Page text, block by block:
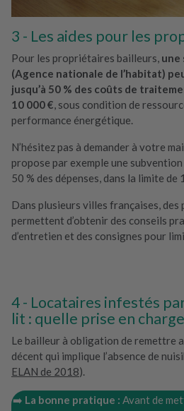
Les aides pour les
Pour les propriétaires bailleurs, une
(Agence nationale de l’habitat)
jusqu’à 50 % des coûts de
10 000 € , sous condition de
performance énergétique.
N’hésitez pas à demander à votre
propose par exemple une
50 % des dépenses, dans la limite de
Dans plusieurs villes françaises,
permettent d’obtenir des conseils
d’entretien et des consignes pour
Locataires infestés
lit : quelle prise en
Le bailleur à obligation de remettre
décent qui implique l’absence de
ELAN de 2018).
➡️ La bonne pratique : Avant de